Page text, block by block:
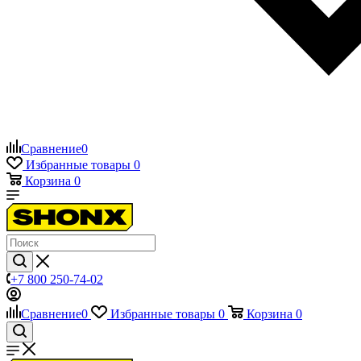
Сравнение0
Избранные товары 0
Корзина 0
+7 800 250-74-02
Сравнение0 Избранные товары 0 Корзина 0